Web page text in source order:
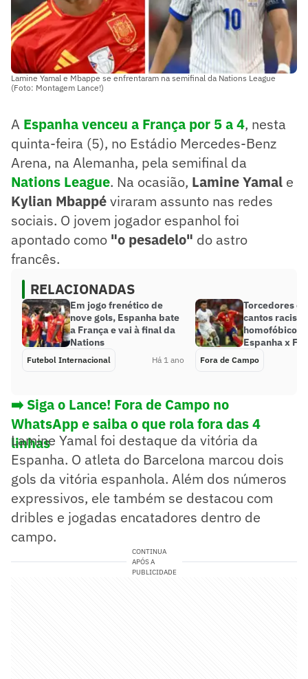
Lamine Yamal e Mbappe se enfrentaram na semifinal da Nations League
(Foto: Montagem Lance!)
A Espanha venceu a França por 5 a 4, nesta
quinta-feira (5), no Estádio Mercedes-Benz
Arena, na Alemanha, pela semifinal da
Nations League. Na ocasião, Lamine Yamal e
Kylian Mbappéviraram assunto nas redes
sociais. O jovem jogador espanhol foi
apontado como "o pesadelo" do astro
francês.
RELACIONADAS
Em jogo frenético de
nove gols, Espanha bate
a França e vai à final da
Nations
Futebol Internacional Há 1 ano
Torcedores
cantos
homofóbicos
Espanha x
Fora de Campo
➡️ Siga o Lance! Fora de Campo no
WhatsApp e saiba o que rola fora das 4
linhas
Lamine Yamal foi destaque da vitória da
Espanha. O atleta do Barcelona marcou dois
gols da vitória espanhola. Além dos números
expressivos, ele também se destacou com
dribles e jogadas encatadores dentro de
campo.
CONTINUA
APÓS A
PUBLICIDADE